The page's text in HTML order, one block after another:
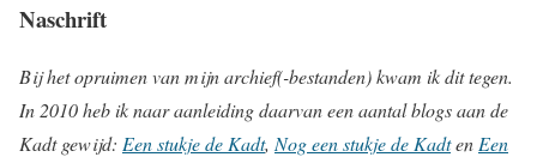
Naschrift
Bij het opruimen van mijn archief(-bestanden) kwam ik dit tegen.
In 2010 heb ik naar aanleiding daarvan een aantal blogs aan de
Kadt gewijd: Een stukjedeKadt,Nog een stukjedeKadtenEen